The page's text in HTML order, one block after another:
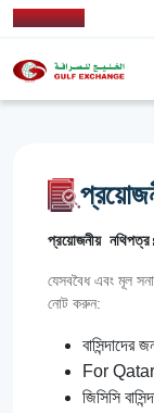
প্রয়োজনীয়
যেসববৈধ এবং মূল
নোট করুন:
For
জিসিসি